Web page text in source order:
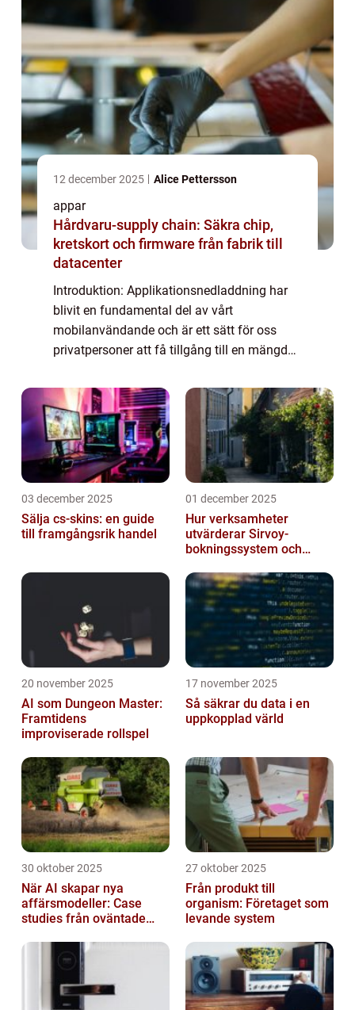
12 december 2025 Alice Pettersson
appar
Hårdvaru-supply chain: Säkra chip,
kretskort och firmware från fabrik till
datacenter
Introduktion: Applikationsnedladdning har
blivit en fundamental del av vårt
mobilanvändande och är ett sätt för oss
privatpersoner att få tillgång till en mängd
enheter. I denna artikel kommer vi att ge en
gr...
03 december 2025
Sälja cs-skins: en guide
till framgångsrik handel
01 december 2025
Hur verksamheter
utvärderar Sirvoy-
bokningssystem och
20 november 2025
AI som Dungeon Master:
Framtidens
improviserade rollspel
17 november 2025
Så säkrar du data i en
uppkopplad värld
30 oktober 2025
När AI skapar nya
affärsmodeller: Case
studies från oväntade
27 oktober 2025
Från produkt till
organism: Företaget som
levande system